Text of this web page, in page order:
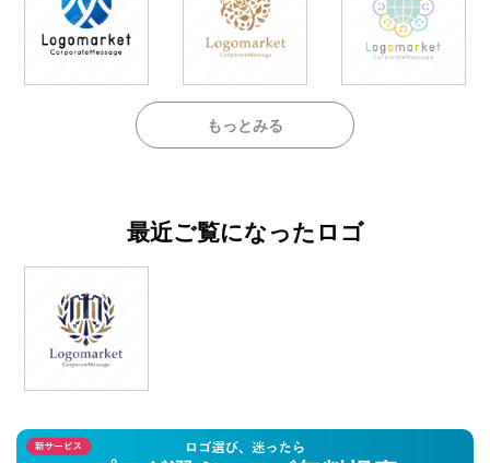
もっとみる
最近ご覧になったロゴ